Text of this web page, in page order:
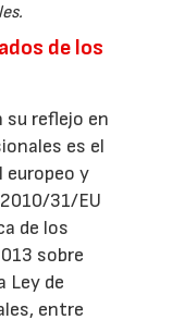
de los
reflejo en
es el
europeo y
31/EU
de los
sobre
Ley de
entre